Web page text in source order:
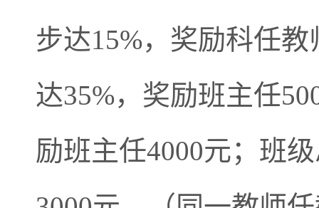
步达15%，奖励科任
达35%，奖励班主任
励班主任4000元；班